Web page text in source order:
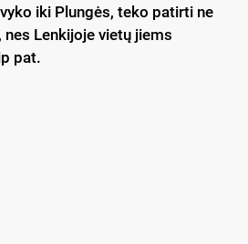
iki Plungės, teko patirti ne
Lenkijoje vietų jiems
pat.